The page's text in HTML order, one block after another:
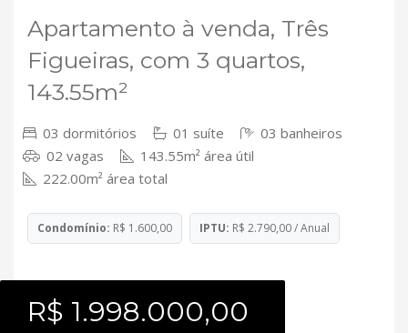
Apartamento à venda, Três
Figueiras, com 3 quartos,
143.55m²
03 dormitórios 01 suíte
03 banheiros
02 vagas
143.55m² área útil
222.00m² área total
Condomínio: R$ 1.600,00 IPTU: R$ 2.790,00 / Anual
R$ 1.998.000,00